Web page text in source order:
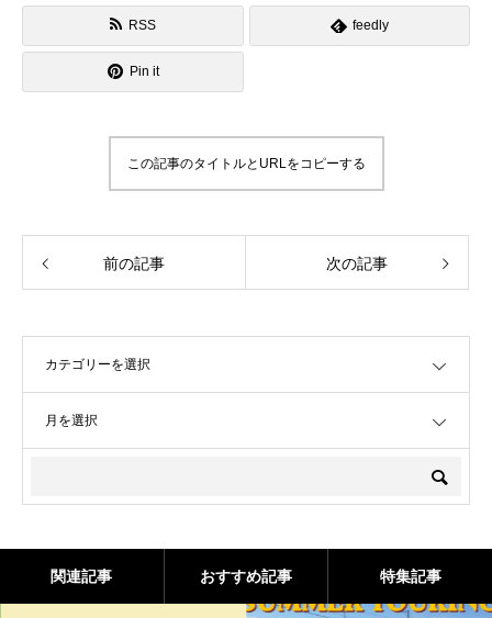
RSS feedly
Pin it
この記事のタイトルとURLをコピーする
前の記事 次の記事
関連記事 おすすめ記事 特集記事